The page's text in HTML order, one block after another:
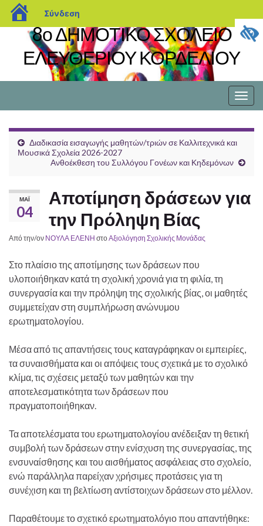
blogs.sch.gr
Σύνδεση
8ο ΔΗΜΟΤΙΚΟ ΣΧΟΛΕΙΟ
ΕΛΕΥΘΕΡΙΟΥ ΚΟΡΔΕΛΙΟΥ
Διαδικασία εισαγωγής μαθητών/τριών σε Καλλιτεχνικά και
Μουσικά Σχολεία 2026-2027
Ανθοέκθεση του Συλλόγου Γονέων και Κηδεμόνων
ΜΆΙ
04
Αποτίμηση δράσεων για
την Πρόληψη Βίας
Από την/ον ΝΟΥΛΑ ΕΛΕΝΗ στοΑξιολόγηση Σχολικής Μονάδας
Στο πλαίσιο της αποτίμησης των δράσεων που
υλοποιήθηκαν κατά τη σχολική χρονιά για τη φιλία, τη
συνεργασία και την πρόληψη της σχολικής βίας, οι μαθητές
συμμετείχαν στη συμπλήρωση ανώνυμου
ερωτηματολογίου.
Μέσα από τις απαντήσεις τους καταγράφηκαν οι εμπειρίες,
τα συναισθήματα και οι απόψεις τους σχετικά με το σχολικό
κλίμα, τις σχέσεις μεταξύ των μαθητών και την
αποτελεσματικότητα των δράσεων που
πραγματοποιήθηκαν.
Τα αποτελέσματα του ερωτηματολογίου ανέδειξαν τη θετική
συμβολή των δράσεων στην ενίσχυση της συνεργασίας, της
ενσυναίσθησης και του αισθήματος ασφάλειας στο σχολείο,
ενώ παράλληλα παρείχαν χρήσιμες προτάσεις για τη
συνέχιση και τη βελτίωση αντίστοιχων δράσεων στο μέλλον.
Παραθέτουμε το σχετικό ερωτηματολόγιο που απαντήθηκε: